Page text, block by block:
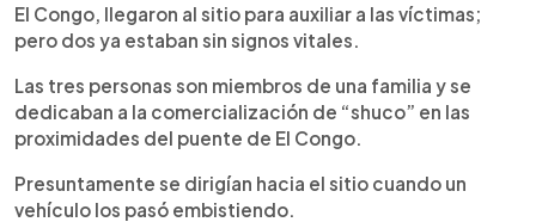
El Congo, llegaron al sitio para auxiliar a las víctimas;
pero dos ya estaban sin signos vitales.
Las tres personas son miembros de una familia y se
dedicaban a la comercialización de “shuco” en las
proximidades del puente de El Congo.
Presuntamente se dirigían hacia el sitio cuando un
vehículo los pasó embistiendo.